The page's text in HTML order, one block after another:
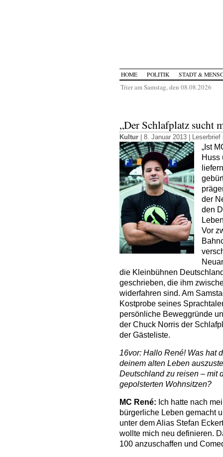
HOME POLITIK STADT &
Trier am Samstag, den 08.08.2026
„Der Schlafplatz sucht
Kultur | 8. Januar 2013 | Leserbrief
„Ist
Huss
der
den
Vor
die Kleinbühnen
geschrieben, die ihm
widerfahren sind. Am
Kostprobe seines
persönliche Beweggründe
der Chuck Norris der
der Gästeliste.
16vor: Hallo René! Was hat
deinem alten Leben
Deutschland zu reisen – mit
gepolsterten Wohnsitzen?
MC René: Ich hatte nach
bürgerliche Leben gemacht
unter dem Alias Stefan
wollte mich neu definieren.
100 anzuschaffen und